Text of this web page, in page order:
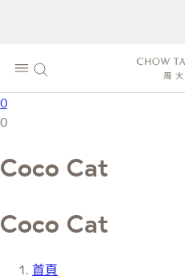
0
0
Coco Cat
Coco Cat
首頁